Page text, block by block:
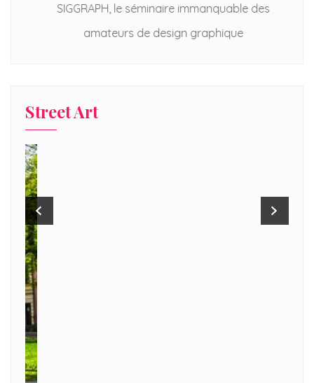
SIGGRAPH, le séminaire immanquable des
amateurs de design graphique
Street Art